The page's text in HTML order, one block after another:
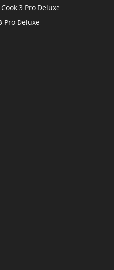
3 Pro Deluxe
Pro Deluxe